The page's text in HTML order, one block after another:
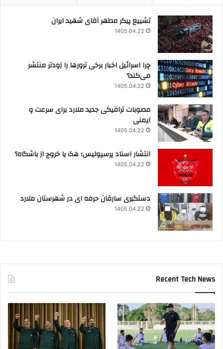
تشییع پیکر مطهر آقای شهید ایران
1405.04.22
چرا اسرائیل اخبار برخی ترورها را زودتر منتشر
می‌کند؟
1405.04.22
مصوبات ترافیکی جدید ملارد برای سرعت و
ایمنی
1405.04.22
انتشار اسناد پرسپولیس؛ هک یا خروج از باشگاه؟
1405.04.22
دستگیری سارقان حرفه ای در شهرستان ملارد
1405.04.22
Recent Tech News